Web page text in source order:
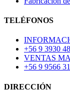
TELÉFONOS
+56 9 3930
VENTAS
+56 9 9566
DIRECCIÓN